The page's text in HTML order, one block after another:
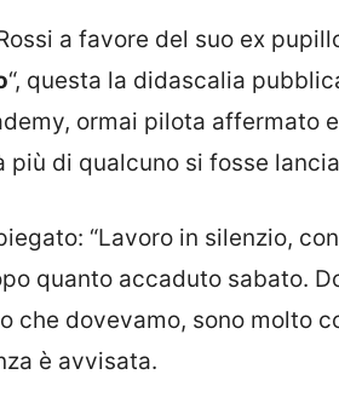
a favore del suo ex
“, questa la didascalia
ormai pilota affermato
di qualcuno si fosse
“Lavoro in silenzio,
quanto accaduto sabato.
che dovevamo, sono molto
è avvisata.